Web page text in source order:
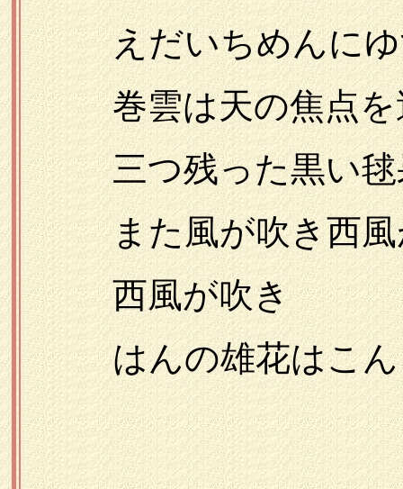
えだいちめんにゆす
巻雲は天の焦点を
三つ残った黒い毬
また風が吹き西風
西風が吹き
はんの雄花はこんど